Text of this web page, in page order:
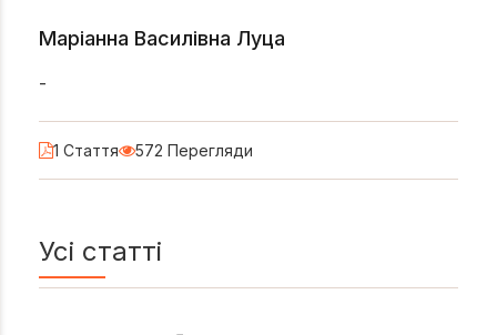
Маріанна Василівна Луца
-
1 Стаття 572 Перегляди
Усі статті